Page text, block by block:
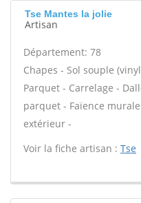
Tse Mantes la jolie
Artisan
Département: 78
Chapes - Sol souple
Parquet - Carrelage -
parquet - Faïence
extérieur -
Voir la fiche artisan : Tse